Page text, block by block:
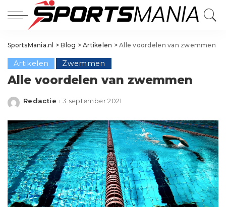
SportsMania.nl >Blog >Artikelen >Alle voordelen van zwemmen
Artikelen Zwemmen
Alle voordelen van zwemmen
Posted
Redactie 3 september 2021